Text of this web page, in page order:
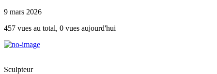
9 mars 2026
457 vues au total, 0 vues aujourd'hui
Sculpteur